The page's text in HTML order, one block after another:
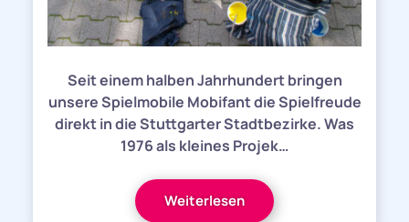
Seit einem halben Jahrhundert bringen
unsere Spielmobile Mobifant die Spielfreude
direkt in die Stuttgarter Stadtbezirke. Was
1976 als kleines Projek…
Weiterlesen